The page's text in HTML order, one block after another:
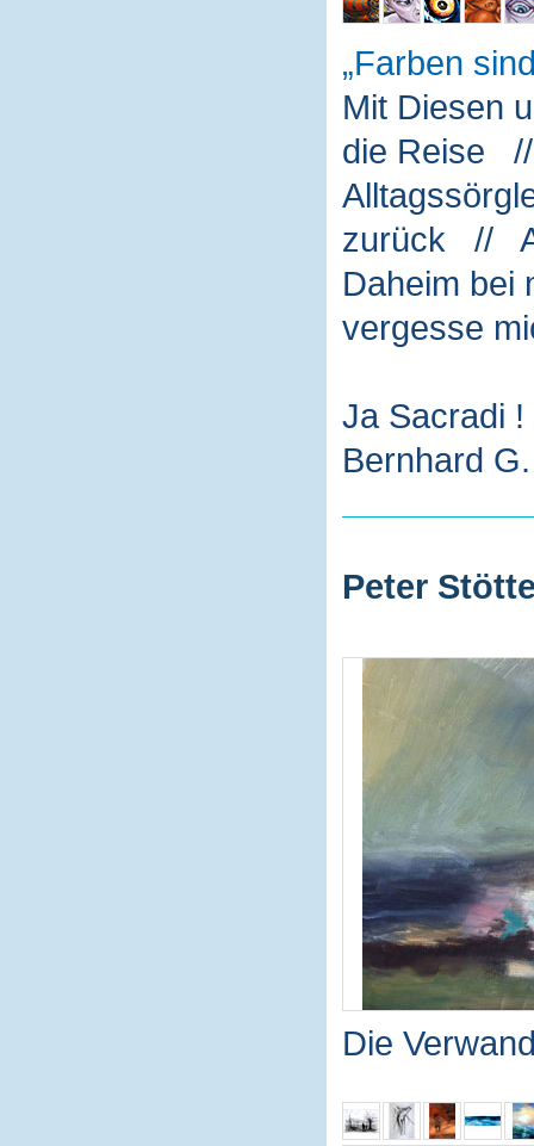
Farben
Mit Diesen
die Reise
zurück //
Daheim
vergesse
Ja Sacradi
Bernhard
Peter
Die